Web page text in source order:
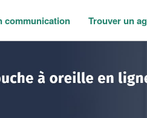
communication Trouver un